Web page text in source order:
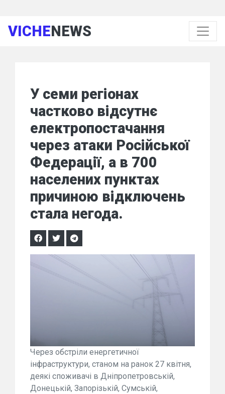
VICHENEWS
У семи регіонах
частково відсутнє
електропостачання
через атаки Російської
Федерації, а в 700
населених пунктах
причиною відключень
стала негода.
Через обстріли енергетичної
інфраструктури, станом на ранок 27 квітня,
деякі споживачі в Дніпропетровській,
Донецькій, Запорізькій, Сумській,